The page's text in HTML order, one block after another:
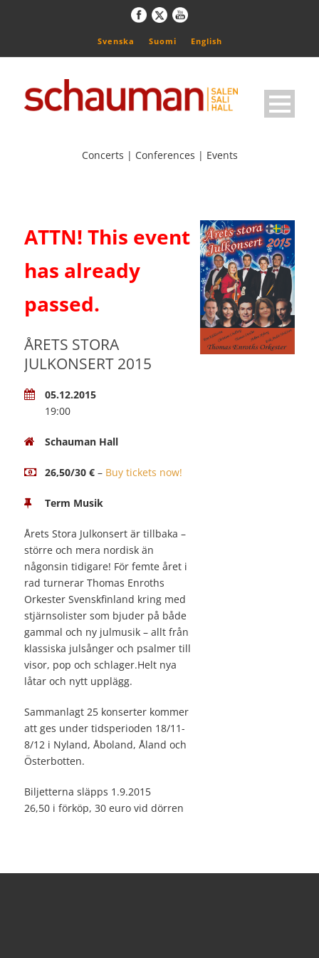
Svenska Suomi English
Concerts | Conferences | Events
ATTN! This event
has already
passed.
ÅRETS STORA
JULKONSERT 2015
05.12.2015
19:00
Schauman Hall
26,50/30 € – Buy tickets now!
Term Musik
Årets Stora Julkonsert är tillbaka –
större och mera nordisk än
någonsin tidigare! För femte året i
rad turnerar Thomas Enroths
Orkester Svenskfinland kring med
stjärnsolister som bjuder på både
gammal och ny julmusik – allt från
klassiska julsånger och psalmer till
visor, pop och schlager.Helt nya
låtar och nytt upplägg.
Sammanlagt 25 konserter kommer
att ges under tidsperioden 18/11-
8/12 i Nyland, Åboland, Åland och
Österbotten.
Biljetterna släpps 1.9.2015
26,50 i förköp, 30 euro vid dörren